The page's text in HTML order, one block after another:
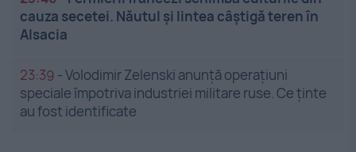
cauza secetei. Năutul și lintea câștigă teren în
Alsacia
23:39 -Volodimir Zelenski anunță operațiuni
speciale împotriva industriei militare ruse. Ce ținte
au fost identificate